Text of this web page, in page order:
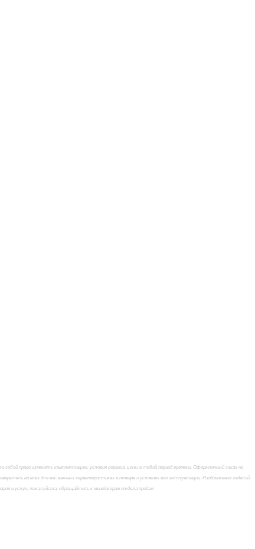
право изменять комплектацию, условия сервиса, цены в любой период времени. Оформленный заказ на
во всех для вас важных характеристиках в товаре и условиях его эксплуатации. Изображения изделий
и услуг, пожалуйста, обращайтесь к менеджерам отдела продаж